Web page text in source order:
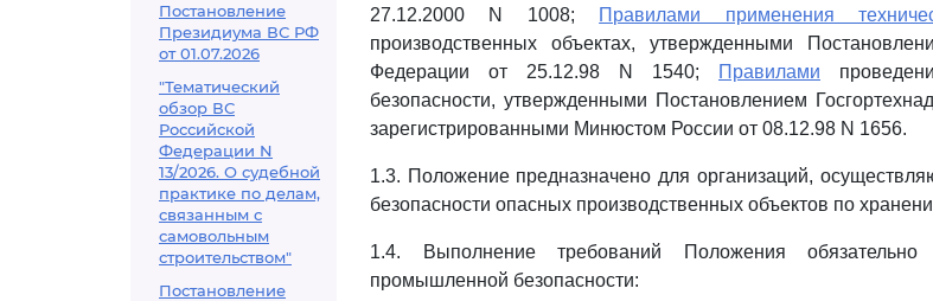
Постановление
Президиума ВС РФ
от 01.07.2026
"Тематический
обзор ВС
Российской
Федерации N
13/2026. О судебной
практике по делам,
связанным с
самовольным
строительством"
Постановление
27.12.2000 N 1008;
Правилами применения
производственных объектах, утвержденными
Федерации от 25.12.98 N 1540;
Правилами
безопасности, утвержденными Постановлением
зарегистрированными Минюстом России от 08.12.98 N 1656.
1.3. Положение предназначено для организаций,
безопасности опасных производственных объектов по
1.4. Выполнение требований Положения обязательно
промышленной безопасности: